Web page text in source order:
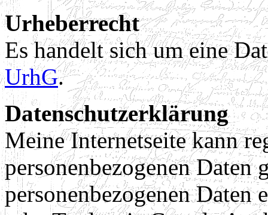
Urheberrecht
Es handelt sich um eine
UrhG.
Datenschutzerklärung
Meine Internetseite kann
personenbezogenen Daten
personenbezogenen Daten